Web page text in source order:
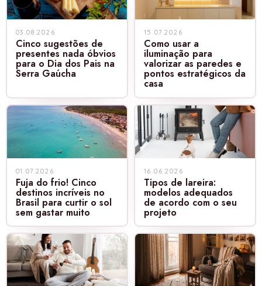
03.08.2026
Cinco sugestões de
presentes nada óbvios
para o Dia dos Pais na
Serra Gaúcha
15.07.2026
Como usar a
iluminação para
valorizar as paredes e
pontos estratégicos da
casa
01.07.2026
Fuja do frio! Cinco
destinos incríveis no
Brasil para curtir o sol
sem gastar muito
16.06.2026
Tipos de lareira:
modelos adequados
de acordo com o seu
projeto